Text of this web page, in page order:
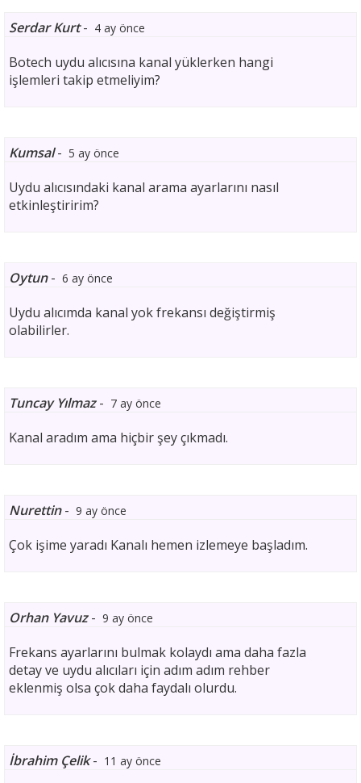
Serdar Kurt- 4 ay önce
Botech uydu alıcısına kanal yüklerken hangi
işlemleri takip etmeliyim?
Kumsal- 5 ay önce
Uydu alıcısındaki kanal arama ayarlarını nasıl
etkinleştiririm?
Oytun- 6 ay önce
Uydu alıcımda kanal yok frekansı değiştirmiş
olabilirler.
Tuncay Yılmaz- 7 ay önce
Kanal aradım ama hiçbir şey çıkmadı.
Nurettin- 9 ay önce
Çok işime yaradı Kanalı hemen izlemeye başladım.
Orhan Yavuz- 9 ay önce
Frekans ayarlarını bulmak kolaydı ama daha fazla
detay ve uydu alıcıları için adım adım rehber
eklenmiş olsa çok daha faydalı olurdu.
İbrahim Çelik- 11 ay önce